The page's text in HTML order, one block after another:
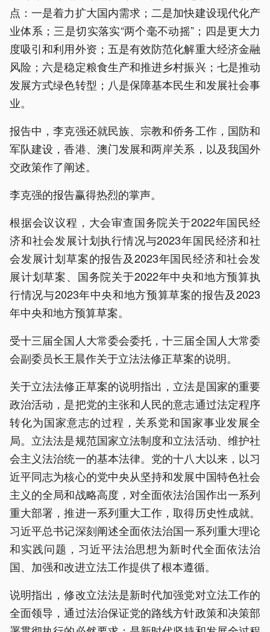
点：一是着力扩大国内需求；二是加快建设现代化产
业体系；三是切实落实“两个毫不动摇”；四是更大力
度吸引和利用外资；五是有效防范化解重大经济金融
风险；六是稳定粮食生产和推进乡村振兴；七是推动
发展方式绿色转型；八是保障基本民生和发展社会事
业。
报告中，李克强还就民族、宗教和侨务工作，国防和
军队建设，香港、澳门发展和两岸关系，以及我国外
交政策作了阐述。
李克强的报告赢得热烈的掌声。
根据会议议程，大会审查国务院关于2022年国民经
济和社会发展计划执行情况与2023年国民经济和社
会发展计划草案的报告及2023年国民经济和社会发
展计划草案、国务院关于2022年中央和地方预算执
行情况与2023年中央和地方预算草案的报告及2023
年中央和地方预算草案。
受十三届全国人大常委会委托，十三届全国人大常委
会副委员长王晨作关于立法法修正草案的说明。
关于立法法修正草案的说明指出，立法是国家的重要
政治活动，是把党的主张和人民的意志通过法定程序
转化为国家意志的过程，关系党和国家事业发展全
局。立法法是规范国家立法制度和立法活动、维护社
会主义法治统一的基本法律。党的十八大以来，以习
近平同志为核心的党中央从坚持和发展中国特色社会
主义的全局和战略高度，对全面依法治国作出一系列
重大部署，推进一系列重大工作，取得历史性成就。
习近平总书记深刻阐述全面依法治国一系列重大理论
和实践问题，习近平法治思想为新时代全面依法治
国、加强和改进立法工作提供了根本遵循。
说明指出，修改立法法是新时代加强党对立法工作的
全面领导，通过法治保证党的路线方针政策和决策部